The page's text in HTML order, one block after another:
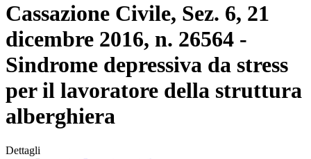
Cassazione Civile, Sez. 6, 21
dicembre 2016, n. 26564 -
Sindrome depressiva da stress
per il lavoratore della struttura
alberghiera
Dettagli